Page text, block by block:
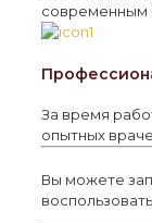
современным
За время
опытных
Вы можете